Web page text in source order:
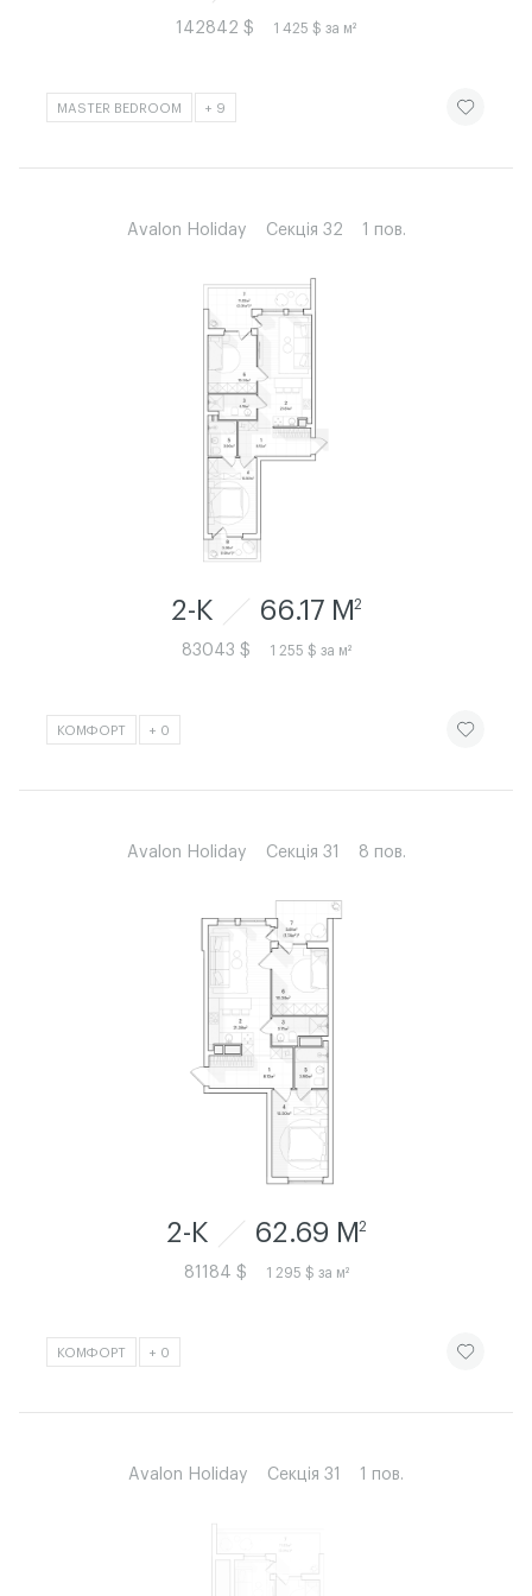
142842 $ 1 425 $ за м²
MASTER BEDROOM + 9 ЧИТАТИ
Avalon Holiday Секція 32 1 пов.
2-К 66.17 M 2
83043 $ 1 255 $ за м²
КОМФОРТ + 0 ЧИТАТИ
Avalon Holiday Секція 31 8 пов.
2-К 62.69 M 2
81184 $ 1 295 $ за м²
КОМФОРТ + 0 ЧИТАТИ
Avalon Holiday Секція 31 1 пов.